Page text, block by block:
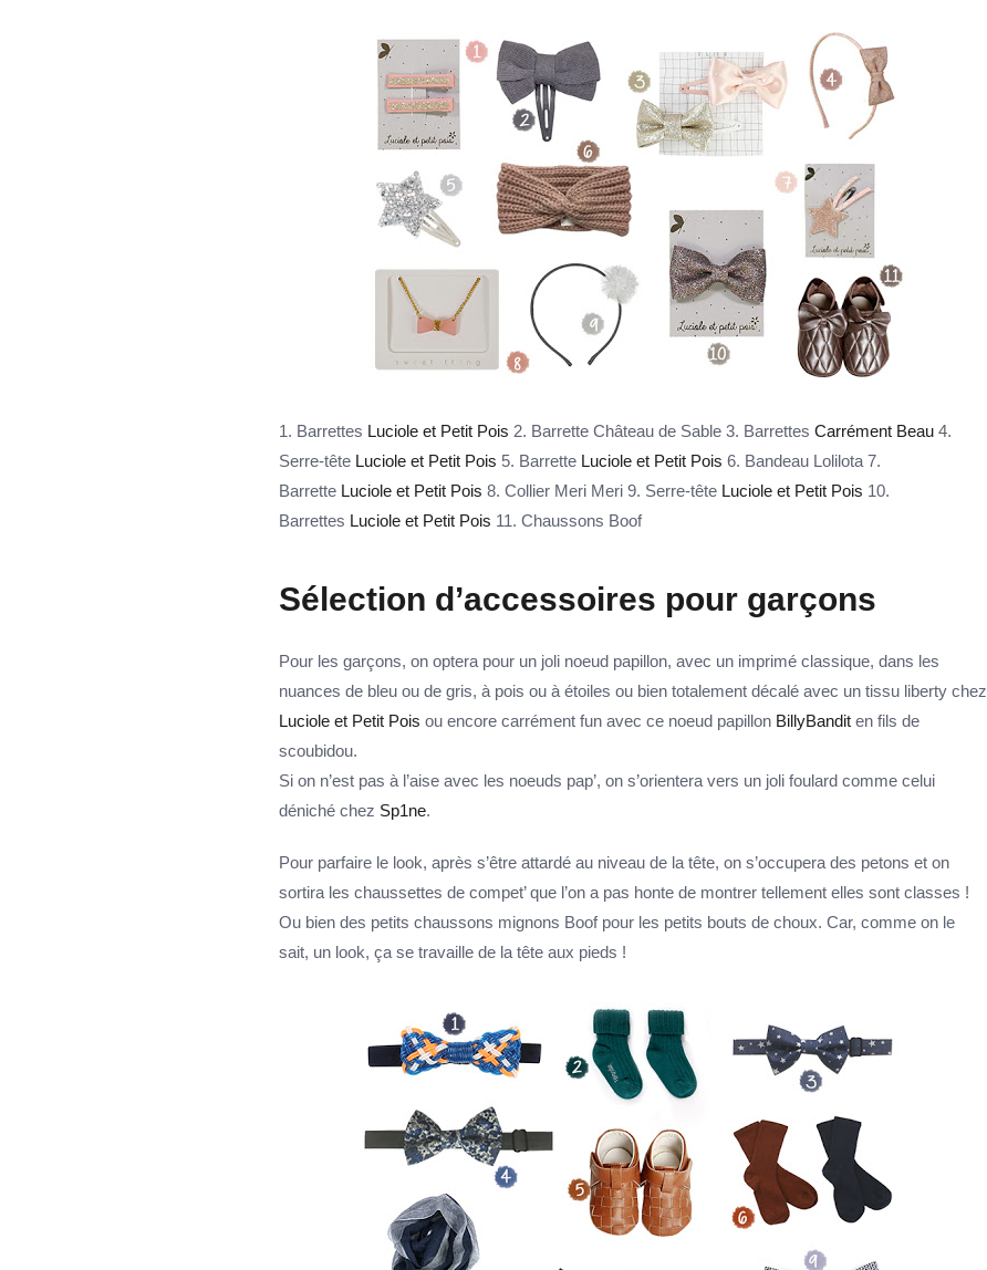
1. Barrettes Luciole et Petit Pois 2. Barrette Château de Sable 3. Barrettes Carrément Beau 4.
Serre-tête Luciole et Petit Pois 5. Barrette Luciole et Petit Pois 6. Bandeau Lolilota 7.
Barrette Luciole et Petit Pois 8. Collier Meri Meri 9. Serre-tête Luciole et Petit Pois 10.
Barrettes Luciole et Petit Pois 11. Chaussons Boof
Sélection d’accessoires pour garçons
Pour les garçons, on optera pour un joli noeud papillon, avec un imprimé classique, dans les
nuances de bleu ou de gris, à pois ou à étoiles ou bien totalement décalé avec un tissu liberty chez
Luciole et Petit Pois ou encore carrément fun avec ce noeud papillon BillyBandit en fils de
scoubidou.
Si on n’est pas à l’aise avec les noeuds pap’, on s’orientera vers un joli foulard comme celui
déniché chez Sp1ne.
Pour parfaire le look, après s’être attardé au niveau de la tête, on s’occupera des petons et on
sortira les chaussettes de compet’ que l’on a pas honte de montrer tellement elles sont classes !
Ou bien des petits chaussons mignons Boof pour les petits bouts de choux. Car, comme on le
sait, un look, ça se travaille de la tête aux pieds !